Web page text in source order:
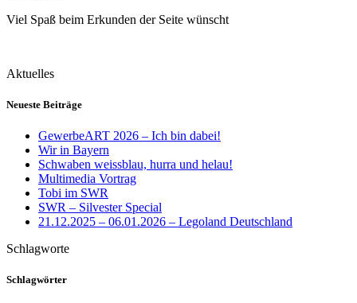
Viel Spaß beim Erkunden der Seite wünscht
Aktuelles
Neueste Beiträge
GewerbeART 2026 – Ich bin dabei!
Wir in Bayern
Schwaben weissblau, hurra und helau!
Multimedia Vortrag
Tobi im SWR
SWR – Silvester Special
21.12.2025 – 06.01.2026 – Legoland Deutschland
Schlagworte
Schlagwörter